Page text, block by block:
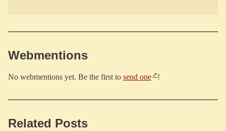
Webmentions
No webmentions yet. Be the first to send one !
Related Posts